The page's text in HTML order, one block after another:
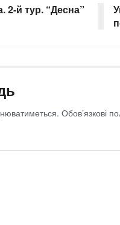
2-й тур. “Десна”
Обов’язкові